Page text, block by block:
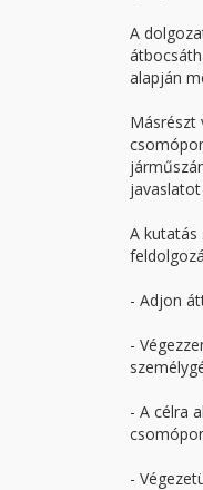
A
alapján
Másrészt
A kutatás
- Adjon
-
- A célra
-